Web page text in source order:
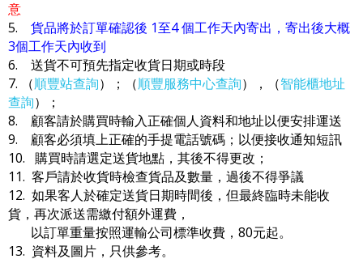
意
5. 貨品將於訂單確認後 1至4 個工作天內寄出，寄出後大概
3個工作天內收到
6. 送貨不可預先指定收貨日期或時段
7. （順豐站查詢）；（順豐服務中心查詢），（智能櫃地址
查詢）；
8. 顧客請於購買時輸入正確個人資料和地址以便安排運送
9. 顧客必須填上正確的手提電話號碼；以便接收通知短訊
10. 購買時請選定送貨地點，其後不得更改；
11. 客戶請於收貨時檢查貨品及數量，過後不得爭議
12. 如果客人於確定送貨日期時間後，但最終臨時未能收
貨，再次派送需繳付額外運費，
以訂單重量按照運輸公司標準收費，80元起。
13. 資料及圖片，只供參考。